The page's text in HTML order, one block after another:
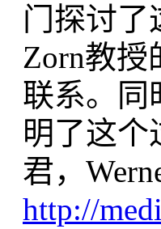
门探讨了
Zorn教授
联系。同
明了这个
君，
http://